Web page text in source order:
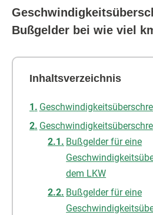
Bußgelder bei wie viel
Inhaltsverzeichnis
Bußgelder für eine
dem LKW
Bußgelder für eine